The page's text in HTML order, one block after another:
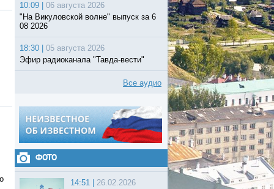
10:09 |
06 августа 2026
"На Викуловской волне" выпуск за 6
08 2026
18:30 |
05 августа 2026
Эфир радиоканала "Тавда-вести"
Все аудио
ФОТО
14:51 |
26.02.2026